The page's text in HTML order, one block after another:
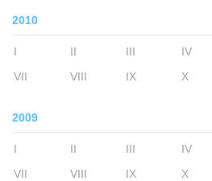
2010
I II III IV
VII
VIII IX X
2009
I II III IV
VII
VIII IX X